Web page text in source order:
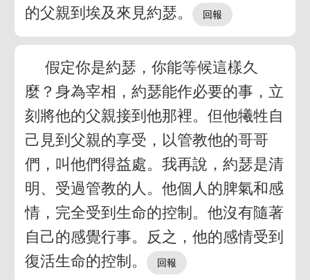
的父親到埃及來見約瑟。
假定你是約瑟，你能等候這樣久
麼？身為宰相，約瑟能作必要的事，立
刻將他的父親接到他那裡。但他犧牲自
己見到父親的享受，以管教他的哥哥
們，叫他們得益處。我再說，約瑟是清
明、受過管教的人。他個人的脾氣和感
情，完全受到生命的控制。他沒有隨著
自己的感覺行事。反之，他的感情受到
復活生命的控制。